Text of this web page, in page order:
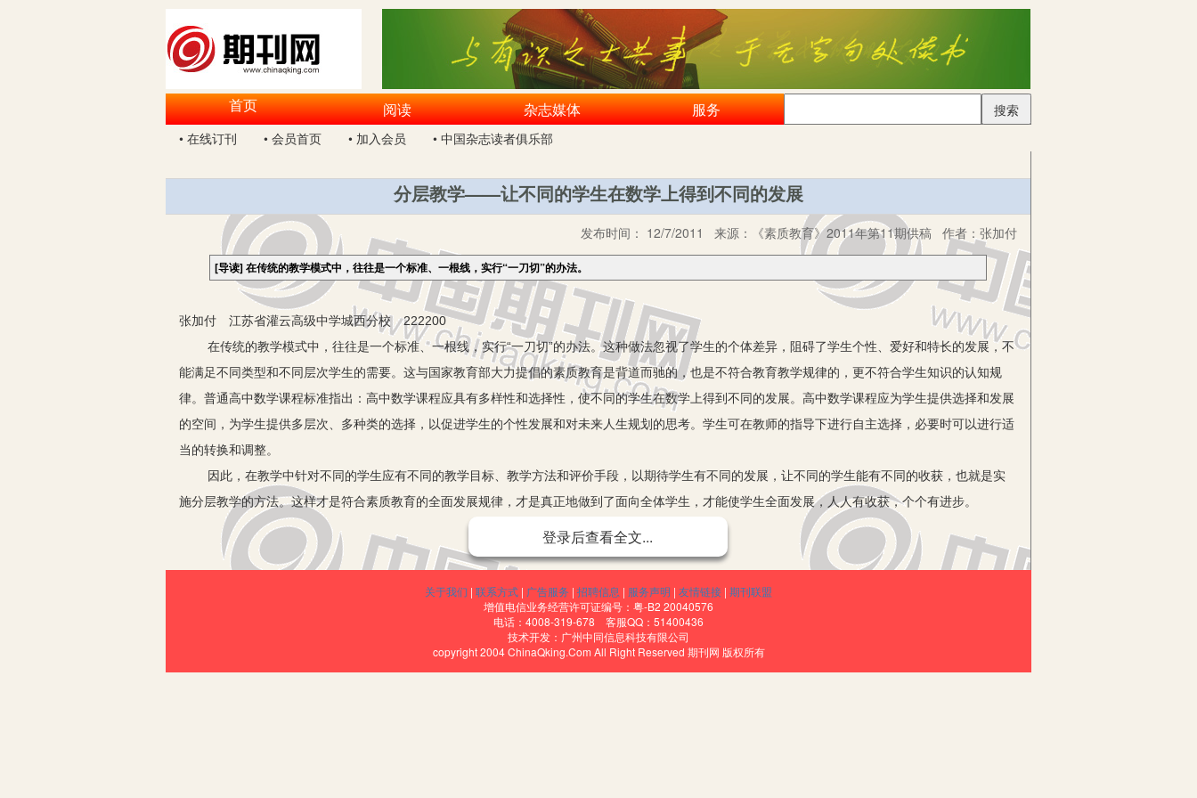
首页 阅读 杂志媒体 服务
搜索
• 在线订刊
• 会员首页 • 加入会员 • 中国杂志读者俱乐部
分层教学——让不同的学生在数学上得到不同的发展
发布时间： 12/7/2011 来源： 《素质教育》2011年第11期供稿 作者： 张加付
[导读]在传统的教学模式中，往往是一个标准、一根线，实行“一刀切”的办法。
张加付 江苏省灌云高级中学城西分校 222200
在传统的教学模式中，往往是一个标准、一根线，实行“一刀切”的办法。这种做法忽视了学生的个体差异，阻碍了学生个性、爱好和特长的发展，不
能满足不同类型和不同层次学生的需要。这与国家教育部大力提倡的素质教育是背道而驰的，也是不符合教育教学规律的，更不符合学生知识的认知规
律。普通高中数学课程标准指出：高中数学课程应具有多样性和选择性，使不同的学生在数学上得到不同的发展。高中数学课程应为学生提供选择和发展
的空间，为学生提供多层次、多种类的选择，以促进学生的个性发展和对未来人生规划的思考。学生可在教师的指导下进行自主选择，必要时可以进行适
当的转换和调整。
因此，在教学中针对不同的学生应有不同的教学目标、教学方法和评价手段，以期待学生有不同的发展，让不同的学生能有不同的收获，也就是实
施分层教学的方法。这样才是符合素质教育的全面发展规律，才是真正地做到了面向全体学生，才能使学生全面发展，人人有收获，个个有进步。
一、学生的分层
一般说来，往往将学生分成三个层次，即：A类为优等生。这一层次的学生往往占班级人数的百分之二十左右，但在不同的班级有不同的比例。这一
见解。B类为中等生。这一层次的学生往往是班级的大部分，一般占班级人数的百分之六十左右。这一类学生有不同的群体：有的学习自觉性好，但学习
的方法有点不对头；有的头脑灵活，但不够努力；有的基础较好，但对数学的兴趣不大；有的学习不能持之以恒，以致知识上有漏洞。这一类型的学生如
能好好地督促，往往就能进到A类。C类为学习困难生。这一层次的学生往往也占班级人数的百分之二十左右。他们有的基础差，有的习惯差，有的对数
登录后查看全文...
关于我们 | 联系方式 | 广告服务 | 招聘信息 | 服务声明 | 友情链接 | 期刊联盟
增值电信业务经营许可证编号：粤-B2 20040576
电话：4008-319-678 客服QQ：51400436
技术开发：广州中同信息科技有限公司
copyright 2004 ChinaQking.Com All Right Reserved 期刊网 版权所有